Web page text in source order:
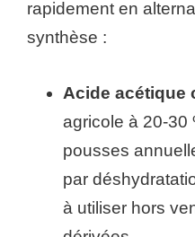
rapidement en
synthèse :
Acide acétique
agricole à 20-30
pousses
par
à utiliser hors